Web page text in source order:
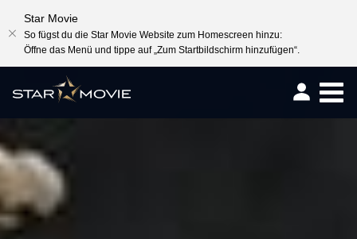
Star Movie
So fügst du die Star Movie Website zum Homescreen hinzu:
Öffne das Menü und tippe auf „Zum Startbildschirm hinzufügen“.